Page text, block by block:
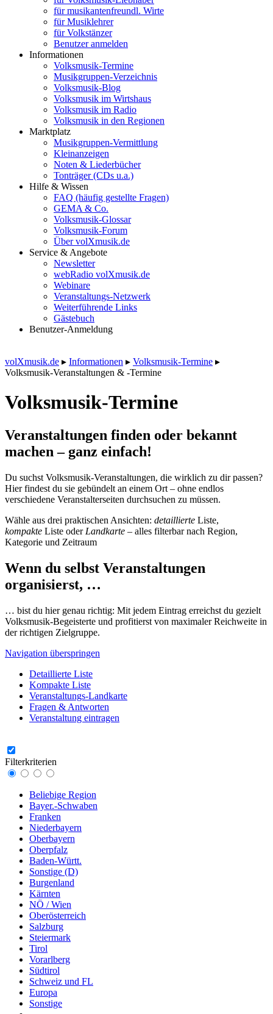
für musikantenfreundl. Wirte
für Musiklehrer
für Volkstänzer
Benutzer anmelden
Informationen
Volksmusik-Termine
Musikgruppen-Verzeichnis
Volksmusik-Blog
Volksmusik im Wirtshaus
Volksmusik im Radio
Volksmusik in den Regionen
Marktplatz
Musikgruppen-Vermittlung
Kleinanzeigen
Noten & Liederbücher
Tonträger (CDs u.a.)
Hilfe & Wissen
FAQ (häufig gestellte Fragen)
GEMA & Co.
Volksmusik-Glossar
Volksmusik-Forum
Über volXmusik.de
Service & Angebote
Newsletter
webRadio volXmusik.de
Webinare
Veranstaltungs-Netzwerk
Weiterführende Links
Gästebuch
Benutzer-Anmeldung
volXmusik.de ▸ Informationen ▸ Volksmusik-Termine ▸
Volksmusik-Veranstaltungen & -Termine
Volksmusik-Termine
Veranstaltungen finden oder bekannt
machen – ganz einfach!
Du suchst Volksmusik-Veranstaltungen, die wirklich zu dir passen?
Hier findest du sie gebündelt an einem Ort – ohne endlos
verschiedene Veranstalterseiten durchsuchen zu müssen.
Wähle aus drei praktischen Ansichten: detaillierte Liste,
kompakte Liste oder Landkarte – alles filterbar nach Region,
Kategorie und Zeitraum
Wenn du selbst Veranstaltungen
organisierst, …
… bist du hier genau richtig: Mit jedem Eintrag erreichst du gezielt
Volksmusik-Begeisterte und profitierst von maximaler Reichweite in
der richtigen Zielgruppe.
Navigation überspringen
Detaillierte Liste
Kompakte Liste
Veranstaltungs-Landkarte
Fragen & Antworten
Veranstaltung eintragen
Filterkriterien
Beliebige Region
Bayer.-Schwaben
Franken
Niederbayern
Oberbayern
Oberpfalz
Baden-Württ.
Sonstige (D)
Burgenland
Kärnten
NÖ / Wien
Oberösterreich
Salzburg
Steiermark
Tirol
Vorarlberg
Südtirol
Schweiz und FL
Europa
Sonstige